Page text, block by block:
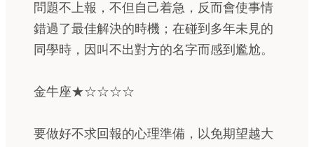
問題不上報，不但自己着急，反而會使事情
錯過了最佳解決的時機；在碰到多年未見的
同學時，因叫不出對方的名字而感到尷尬。
金牛座★☆☆☆☆
要做好不求回報的心理準備，以免期望越大